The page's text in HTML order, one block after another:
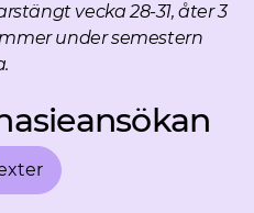
vecka 28-31, åter 3
under semestern